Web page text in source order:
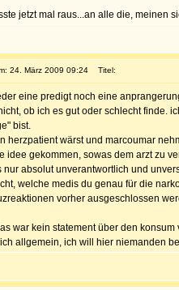
jetzt mal raus...an alle die, meinen
24. März 2009 09:24 Titel:
eine predigt noch eine
ob ich es gut oder schlecht finde.
bist.
herzpatient wärst und marcoumar
idee gekommen, sowas dem arzt zu
nur absolut unverantwortlich und
welche medis du genau für die
vorher ausgeschlossen
war kein statement über den
allgemein, ich will hier niemanden